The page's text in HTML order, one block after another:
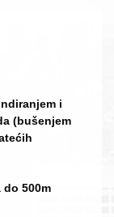
i
(bušenjem
500m